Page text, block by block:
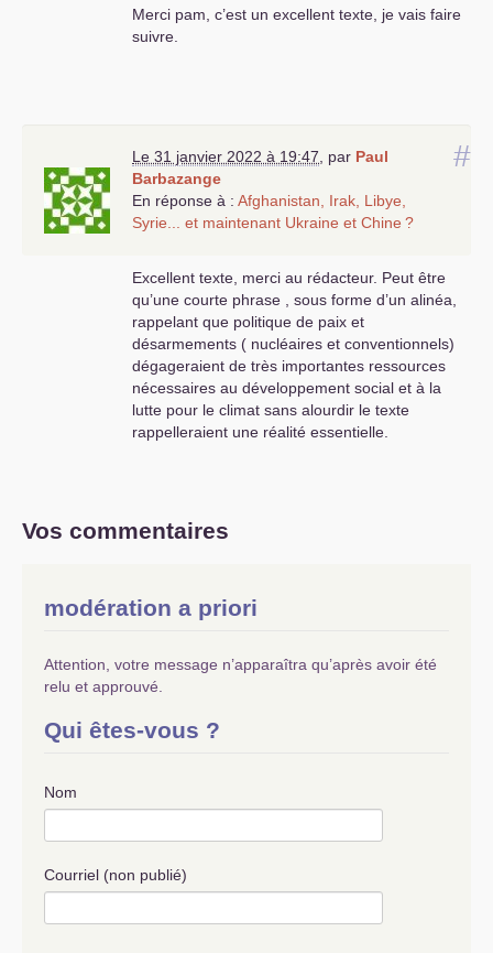
Merci pam, c’est un excellent texte, je vais faire
suivre.
#
Le 31 janvier 2022 à 19:47 par Paul
Barbazange
En réponse à : Afghanistan, Irak, Libye,
Syrie... et maintenant Ukraine et Chine ?
Excellent texte, merci au rédacteur. Peut être
qu’une courte phrase , sous forme d’un alinéa,
rappelant que politique de paix et
désarmements ( nucléaires et conventionnels)
dégageraient de très importantes ressources
nécessaires au développement social et à la
lutte pour le climat sans alourdir le texte
rappelleraient une réalité essentielle.
Vos commentaires
modération a priori
Attention, votre message n’apparaîtra qu’après avoir été
relu et approuvé.
Qui êtes-vous ?
Nom
Courriel (non publié)